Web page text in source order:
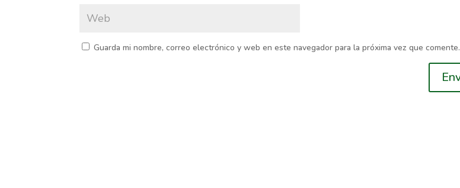
Guarda mi nombre, correo electrónico y web en este navegador para la próxima vez que comente.